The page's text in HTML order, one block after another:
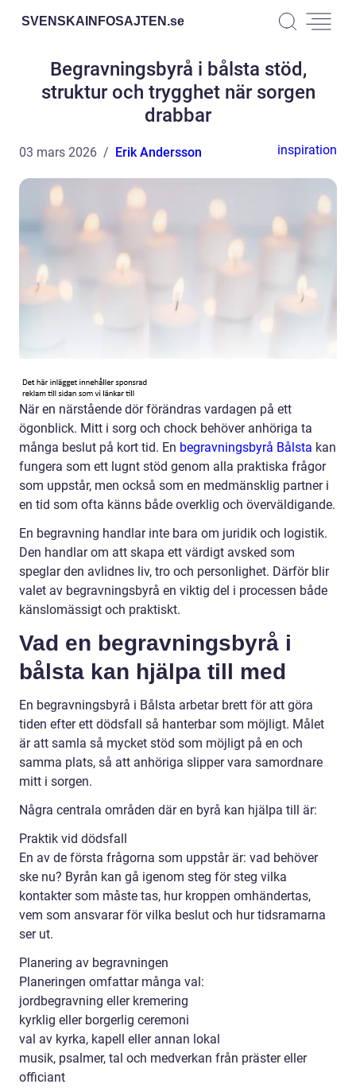
SVENSKAINFOSAJTEN.se
Begravningsbyrå i bålsta stöd,
struktur och trygghet när sorgen
drabbar
03 mars 2026 Erik Andersson inspiration
När en närstående dör förändras vardagen på ett
ögonblick. Mitt i sorg och chock behöver anhöriga ta
många beslut på kort tid. En begravningsbyrå Bålsta kan
fungera som ett lugnt stöd genom alla praktiska frågor
som uppstår, men också som en medmänsklig partner i
en tid som ofta känns både overklig och överväldigande.
En begravning handlar inte bara om juridik och logistik.
Den handlar om att skapa ett värdigt avsked som
speglar den avlidnes liv, tro och personlighet. Därför blir
valet av begravningsbyrå en viktig del i processen både
känslomässigt och praktiskt.
Vad en begravningsbyrå i
bålsta kan hjälpa till med
En begravningsbyrå i Bålsta arbetar brett för att göra
tiden efter ett dödsfall så hanterbar som möjligt. Målet
är att samla så mycket stöd som möjligt på en och
samma plats, så att anhöriga slipper vara samordnare
mitt i sorgen.
Några centrala områden där en byrå kan hjälpa till är:
Praktik vid dödsfall
En av de första frågorna som uppstår är: vad behöver
ske nu? Byrån kan gå igenom steg för steg vilka
kontakter som måste tas, hur kroppen omhändertas,
vem som ansvarar för vilka beslut och hur tidsramarna
ser ut.
Planering av begravningen
Planeringen omfattar många val:
jordbegravning eller kremering
kyrklig eller borgerlig ceremoni
val av kyrka, kapell eller annan lokal
musik, psalmer, tal och medverkan från präster eller
officiant